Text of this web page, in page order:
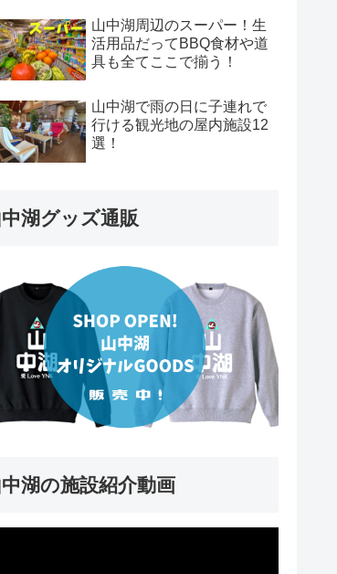
山中湖周辺のスーパー！生
活用品だってBBQ食材や道
具も全てここで揃う！
山中湖で雨の日に子連れで
行ける観光地の屋内施設12
選！
湖グッズ通販
湖の施設紹介動画